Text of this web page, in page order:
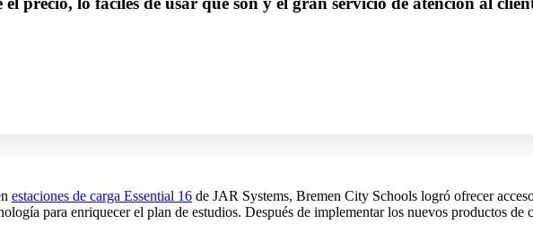
estaciones de carga Essential 16 de JAR Systems, Bremen City Schools logró ofrecer
para enriquecer el plan de estudios. Después de implementar los nuevos productos